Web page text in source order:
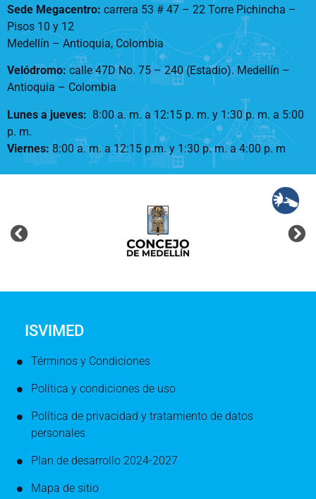
Sede Megacentro: carrera 53 # 47 – 22 Torre Pichincha –
Pisos 10 y 12
Medellín – Antioquia, Colombia
Velódromo: calle 47D No. 75 – 240 (Estadio). Medellín –
Antioquia – Colombia
Lunes a jueves: 8:00 a. m. a 12:15 p. m. y 1:30 p. m. a 5:00
p. m.
Viernes:8:00 a. m. a 12:15 p.m. y 1:30 p. m. a 4:00 p. m
ISVIMED
Términos y Condiciones
Política y condiciones de uso
Política de privacidad y tratamiento de datos
personales
Plan de desarrollo 2024-2027
Mapa de sitio